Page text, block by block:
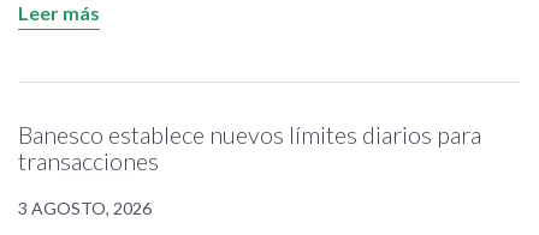
Leer más
Banesco establece nuevos límites diarios para
transacciones
3 AGOSTO, 2026